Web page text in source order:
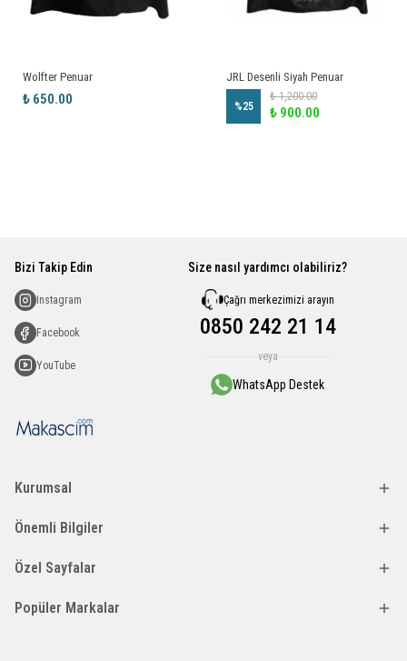
Wolfter Penuar
₺ 650.00
JRL Desenli Siyah Penuar
%25
₺ 1,200.00
₺ 900.00
Kurumsal
Önemli Bilgiler
Özel Sayfalar
Popüler Markalar
Bizi Takip Edin
Instagram
Facebook
YouTube
Size nasıl yardımcı olabiliriz?
Çağrı merkezimizi arayın
0850 242 21 14
veya
WhatsApp Destek